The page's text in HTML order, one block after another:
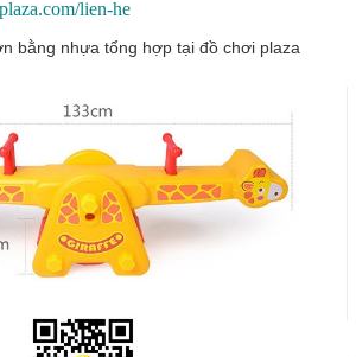
lien-he
bằng nhựa tổng hợp tại đồ chơi plaza